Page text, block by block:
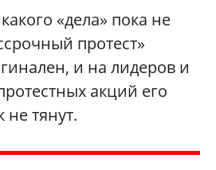
«дела» пока не
протест»
и на лидеров и
акций его
не тянут.